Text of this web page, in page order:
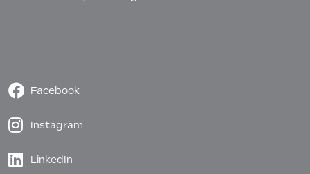
Facebook
Instagram
LinkedIn